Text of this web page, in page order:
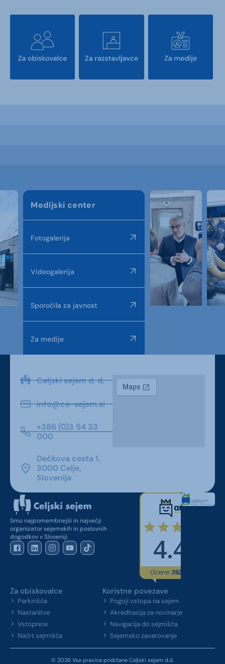
Medijski center
Fotogalerija
Videogalerija
Sporočila za javnost
Za medije
Celjski sejem d. d.
info@ce-sejem.si
+386 (0)3 54 33
000
Dečkova cesta 1,
3000 Celje,
Slovenija
Smo najpomembnejši in največji
organizator sejemskih in poslovnih
dogodkov v Sloveniji.
Za obiskovalce
Parkirišča
Nastanitve
Vstopnice
Načrt sejmišča
Koristne povezave
Pogoji vstopa na sejem
Akreditacija za novinarje
Navigacija do sejmišča
Sejemsko zavarovanje
© 2026 Vse pravice pridržane Celjski sejem d.d.